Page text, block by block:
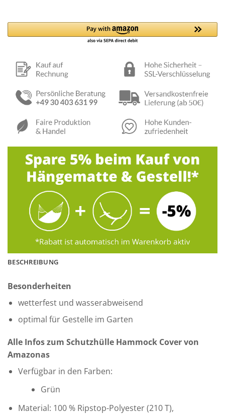
BESCHREIBUNG
Besonderheiten
wetterfest und wasserabweisend
optimal für Gestelle im Garten
Alle Infos zum Schutzhülle Hammock Cover von
Amazonas
Verfügbar in den Farben:
Grün
Material: 100 % Ripstop-Polyester (210 T),